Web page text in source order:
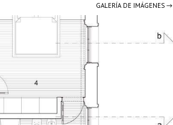
GALERÍA DE IMÁGENES →